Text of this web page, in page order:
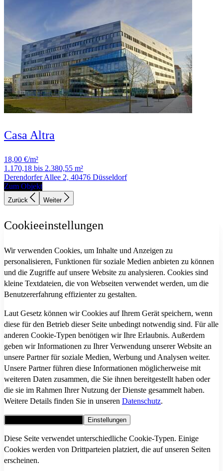
Casa Altra
18,00 €/m²
1.170,18 bis 2.380,55 m²
Derendorfer Allee 2, 40476 Düsseldorf
Zum Objekt
Zurück Weiter
Cookieeinstellungen
Wir verwenden Cookies, um Inhalte und Anzeigen zu
personalisieren, Funktionen für soziale Medien anbieten zu können
und die Zugriffe auf unsere Website zu analysieren. Cookies sind
kleine Textdateien, die von Webseiten verwendet werden, um die
Benutzererfahrung effizienter zu gestalten.
Laut Gesetz können wir Cookies auf Ihrem Gerät speichern, wenn
diese für den Betrieb dieser Seite unbedingt notwendig sind. Für alle
anderen Cookie-Typen benötigen wir Ihre Erlaubnis. Außerdem
geben wir Informationen zu Ihrer Verwendung unserer Website an
unsere Partner für soziale Medien, Werbung und Analysen weiter.
Unsere Partner führen diese Informationen möglicherweise mit
weiteren Daten zusammen, die Sie ihnen bereitgestellt haben oder
die sie im Rahmen Ihrer Nutzung der Dienste gesammelt haben.
Weitere Details finden Sie in unseren Datenschutz.
Einstellungen
Diese Seite verwendet unterschiedliche Cookie-Typen. Einige
Cookies werden von Drittparteien platziert, die auf unseren Seiten
erscheinen.